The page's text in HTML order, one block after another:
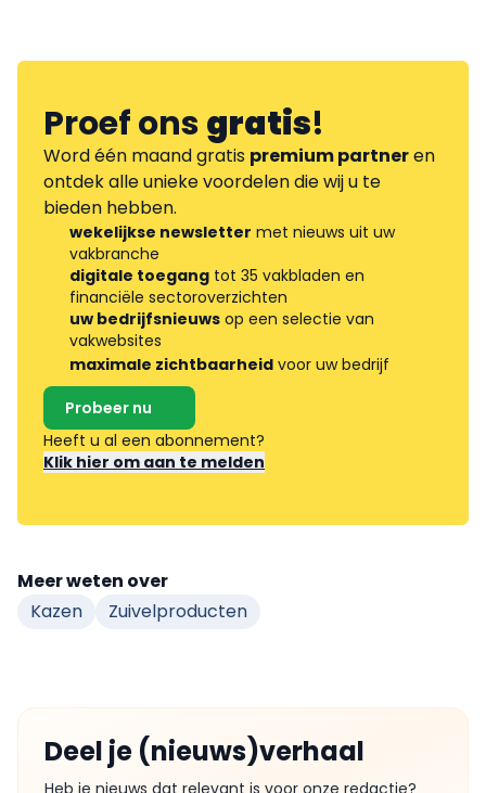
Proef onsgratis!
Word één maand gratis premium partneren
ontdek alle unieke voordelen die wij u te
bieden hebben.
wekelijkse newsletter met nieuws uit uw
vakbranche
digitale toegang tot 35 vakbladen en
financiële sectoroverzichten
uw bedrijfsnieuws op een selectie van
vakwebsites
maximale zichtbaarheid voor uw bedrijf
Probeer nu
Heeft u al een abonnement?
Klik hier om aan te melden
Meer weten over
Kazen
Zuivelproducten
Deel je (nieuws)verhaal
Heb je nieuws dat relevant is voor onze redactie?